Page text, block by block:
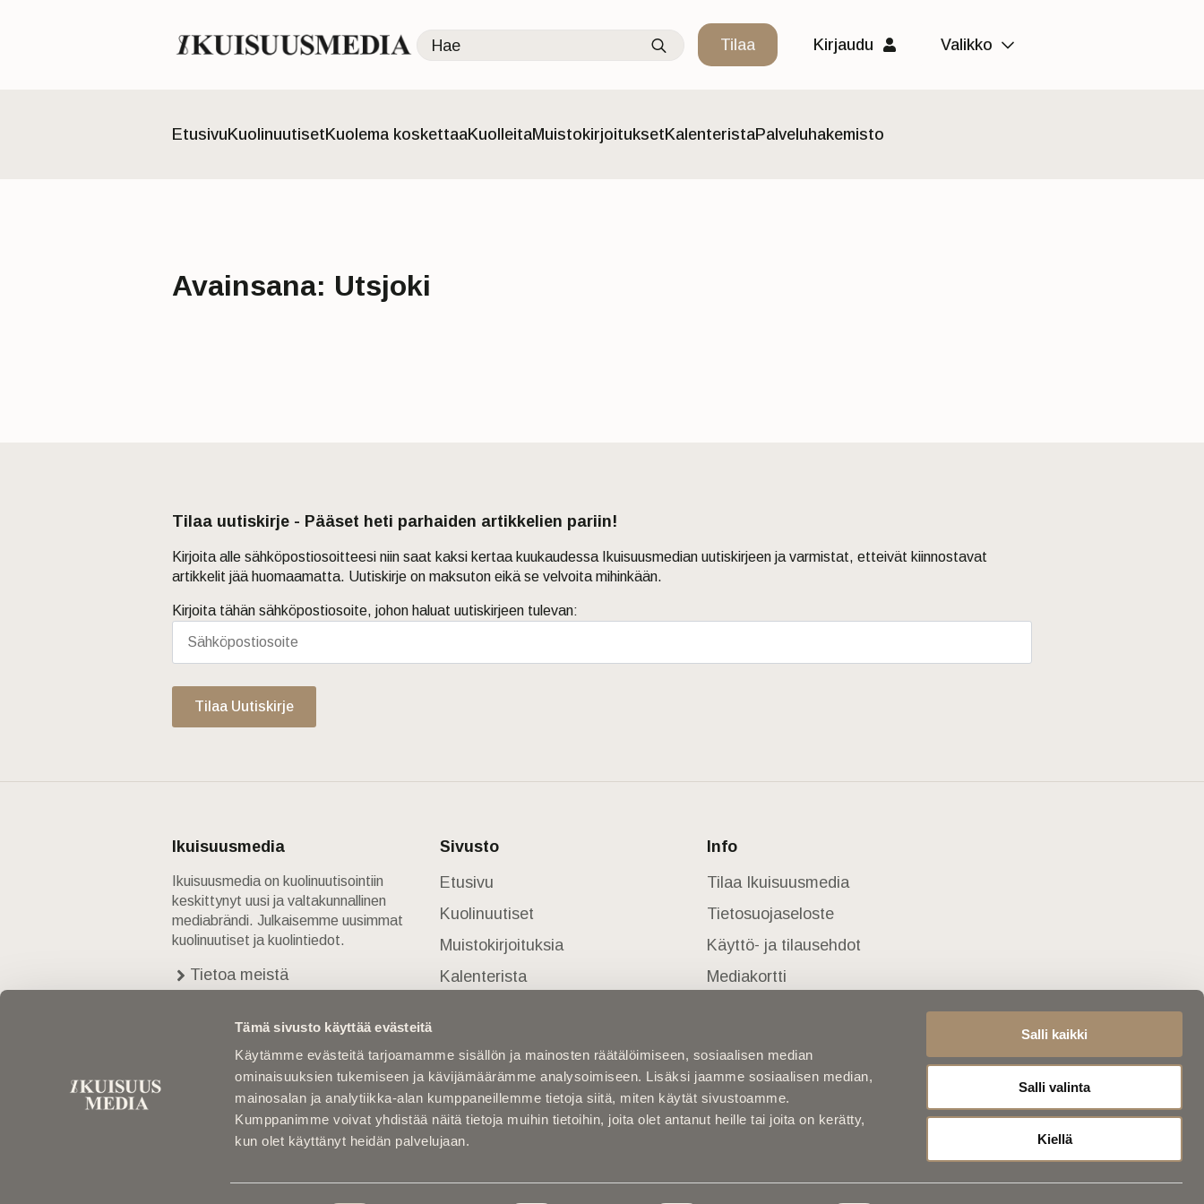
Tämä sivusto käyttää evästeitä
Käytämme evästeitä tarjoamamme sisällön ja mainosten räätälöimiseen, sosiaalisen median
ominaisuuksien tukemiseen ja kävijämäärämme analysoimiseen. Lisäksi jaamme sosiaalisen median,
mainosalan ja analytiikka-alan kumppaneillemme tietoja siitä, miten käytät sivustoamme.
Kumppanimme voivat yhdistää näitä tietoja muihin tietoihin, joita olet antanut heille tai joita on kerätty,
kun olet käyttänyt heidän palvelujaan.
Salli kaikki
Salli valinta
Kiellä
Search
for:
Tilaa Kirjaudu Valikko
Etusivu KuolinuutisetKuolema koskettaaKuolleitaMuistokirjoituksetKalenteristaPalveluhakemisto
Avainsana: Utsjoki
Tilaa uutiskirje - Pääset heti parhaiden artikkelien pariin!
Kirjoita alle sähköpostiosoitteesi niin saat kaksi kertaa kuukaudessa Ikuisuusmedian uutiskirjeen ja varmistat, etteivät kiinnostavat
artikkelit jää huomaamatta. Uutiskirje on maksuton eikä se velvoita mihinkään.
Kirjoita tähän sähköpostiosoite, johon haluat uutiskirjeen tulevan:
Tilaa Uutiskirje
Ikuisuusmedia
Ikuisuusmedia on kuolinuutisointiin
keskittynyt uusi ja valtakunnallinen
mediabrändi. Julkaisemme uusimmat
kuolinuutiset ja kuolintiedot.
Tietoa meistä
Yhteystiedot
Sivusto
Etusivu
Kuolinuutiset
Muistokirjoituksia
Kalenterista
Kuolleita
Info
Tilaa Ikuisuusmedia
Tietosuojaseloste
Käyttö- ja tilausehdot
Mediakortti